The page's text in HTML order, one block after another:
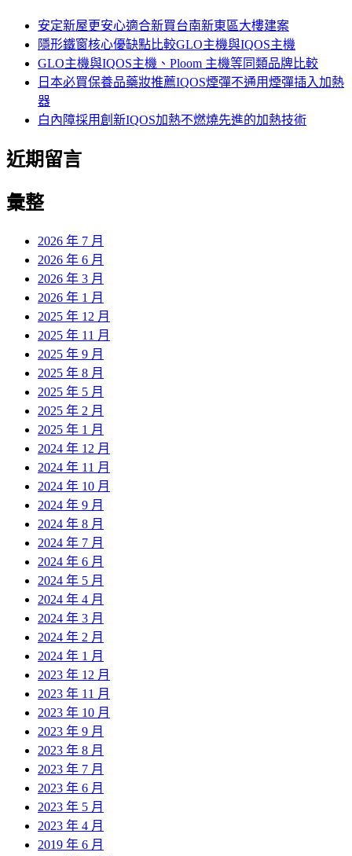
安定新屋更安心適合新買台南新東區大樓建案
隱形鐵窗核心優缺點比較GLO主機與IQOS主機
GLO主機與IQOS主機、Ploom 主機等同類品牌比較
日本必買保養品藥妝推薦IQOS煙彈不通用煙彈插入加熱
器
白內障採用創新IQOS加熱不燃燒先進的加熱技術
近期留言
彙整
2026 年 7 月
2026 年 6 月
2026 年 3 月
2026 年 1 月
2025 年 12 月
2025 年 11 月
2025 年 9 月
2025 年 8 月
2025 年 5 月
2025 年 2 月
2025 年 1 月
2024 年 12 月
2024 年 11 月
2024 年 10 月
2024 年 9 月
2024 年 8 月
2024 年 7 月
2024 年 6 月
2024 年 5 月
2024 年 4 月
2024 年 3 月
2024 年 2 月
2024 年 1 月
2023 年 12 月
2023 年 11 月
2023 年 10 月
2023 年 9 月
2023 年 8 月
2023 年 7 月
2023 年 6 月
2023 年 5 月
2023 年 4 月
2019 年 6 月